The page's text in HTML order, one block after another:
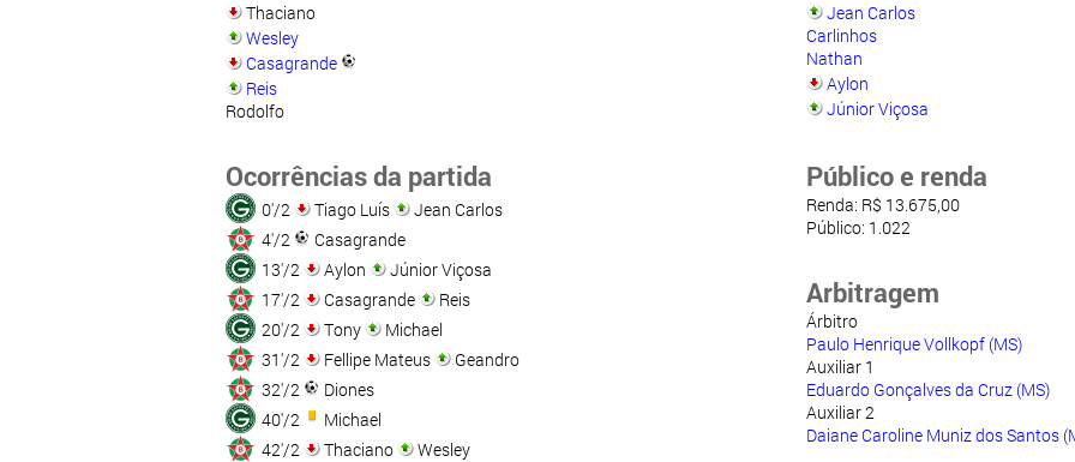
Thaciano
Wesley
Casagrande
Reis
Rodolfo
Jean Carlos
Carlinhos
Nathan
Aylon
Júnior Viçosa
Ocorrências da partida
0'/2 Tiago Luís
Jean Carlos
4'/2
Casagrande
13'/2
Aylon
Júnior Viçosa
17'/2
Casagrande
Reis
20'/2
Tony
Michael
31'/2
Fellipe Mateus
Geandro
32'/2
Diones
40'/2
Michael
42'/2
Thaciano Wesley
Público e renda
Renda: R$ 13.675,00
Público: 1.022
Arbitragem
Árbitro
Paulo Henrique Vollkopf (MS)
Auxiliar 1
Eduardo Gonçalves da Cruz (MS)
Auxiliar 2
Daiane Caroline Muniz dos Santos